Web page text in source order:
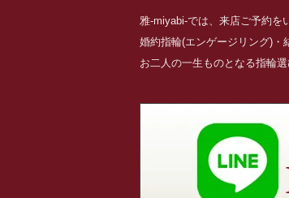
雅-miyabi-では、来店ご予約を
婚約指輪(エンゲージリング)・
お二人の一生ものとなる指輪